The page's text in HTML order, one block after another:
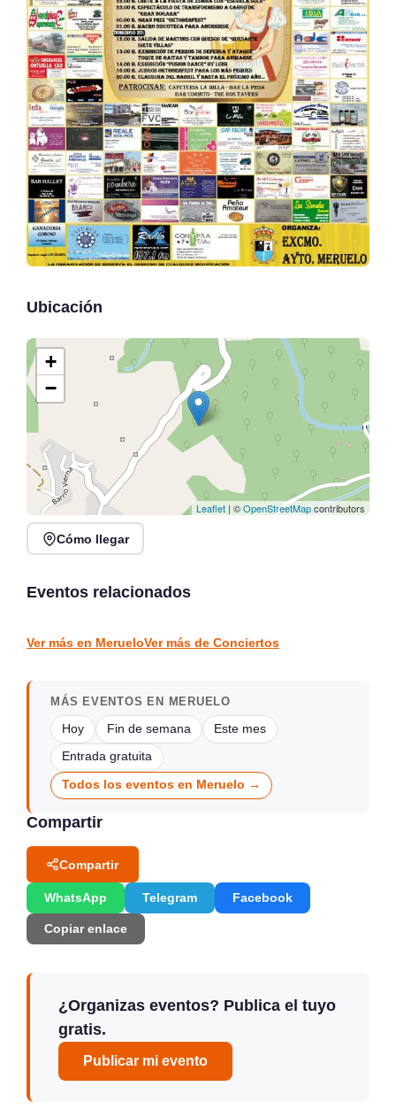
Ubicación
+
−
Leaflet | ©OpenStreetMapcontributors
Cómo llegar
Eventos relacionados
directo en Sarón
Sarón
Ver más en MerueloVer más de Conciertos
MÁS EVENTOS EN MERUELO
Hoy Fin de semana Este mes
Entrada gratuita
Todos los eventos en Meruelo →
Compartir
Compartir
WhatsApp Telegram Facebook
Copiar enlace
¿Organizas eventos? Publica el tuyo
gratis.
Publicar mi evento